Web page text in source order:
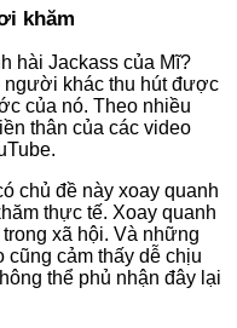
khăm
hài Jackass của Mĩ?
khác thu hút được
của nó. Theo nhiều
thân của các video
chủ đề này xoay quanh
thực tế. Xoay quanh
xã hội. Và những
cảm thấy dễ chịu
thể phủ nhận đây lại